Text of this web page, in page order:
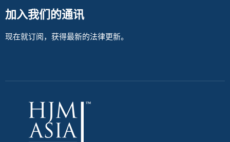
加入我们的通讯
现在就订阅，获得最新的法律更新。